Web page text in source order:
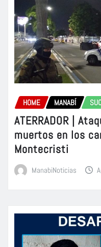
HOME MANABÍ
ATERRADOR |
muertos en los
Montecristi
ManabiNoticias